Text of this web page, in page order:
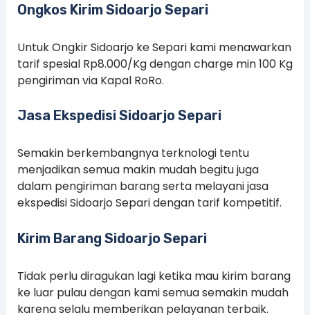
Ongkos Kirim Sidoarjo Separi
Untuk Ongkir Sidoarjo ke Separi kami menawarkan
tarif spesial Rp8.000/Kg dengan charge min 100 Kg
pengiriman via Kapal RoRo.
Jasa Ekspedisi Sidoarjo Separi
Semakin berkembangnya terknologi tentu
menjadikan semua makin mudah begitu juga
dalam pengiriman barang serta melayani jasa
ekspedisi Sidoarjo Separi dengan tarif kompetitif.
Kirim Barang Sidoarjo Separi
Tidak perlu diragukan lagi ketika mau kirim barang
ke luar pulau dengan kami semua semakin mudah
karena selalu memberikan pelayanan terbaik.